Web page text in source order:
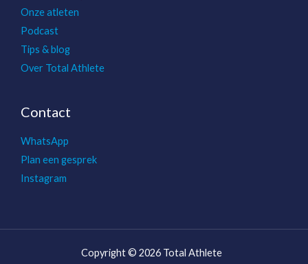
Onze atleten
Podcast
Tips & blog
Over Total Athlete
Contact
WhatsApp
Plan een gesprek
Instagram
Copyright © 2026 Total Athlete